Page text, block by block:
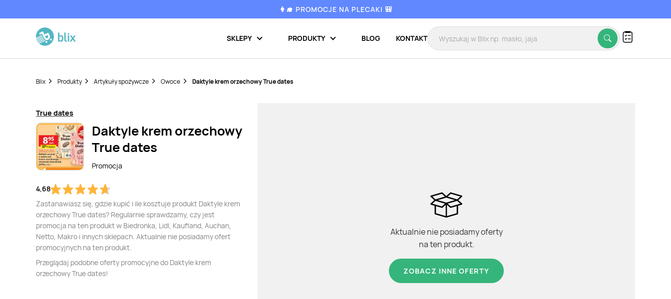
👩‍🎓 PROMOCJE NA PLECAKI 🎒
SKLEPY PRODUKTY BLOG KONTAKT
Blix Produkty Artykuły spożywcze Owoce Daktyle krem orzechowy True dates
True dates
Daktyle krem orzechowy
True dates
Promocja
4,68
Zastanawiasz się, gdzie kupić i ile kosztuje produkt Daktyle krem
orzechowy True dates? Regularnie sprawdzamy, czy jest
promocja na ten produkt w Biedronka, Lidl, Kaufland, Auchan,
Netto, Makro i innych sklepach. Aktualnie nie posiadamy ofert
promocyjnych na ten produkt.
Przeglądaj podobne oferty promocyjne do Daktyle krem
orzechowy True dates!
Aktualnie nie posiadamy oferty
na ten produkt.
ZOBACZ INNE OFERTY